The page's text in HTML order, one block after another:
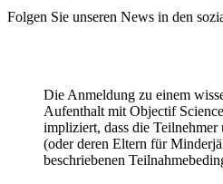
Folgen Sie unseren News in den
Die Anmeldung zu einem
Aufenthalt mit Objectif
impliziert, dass die Teilnehmer
(oder deren Eltern für
beschriebenen